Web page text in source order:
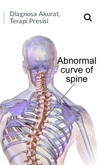
Diagnosa Akurat,
Terapi Presisi